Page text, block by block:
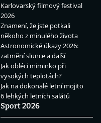
Karlovarský filmový festival
2026
Znamení, že jste potkali
někoho z minulého života
Astronomické úkazy 2026:
zatmění slunce a další
Jak obléci miminko při
vysokých teplotách?
Jak na dokonalé letní mojito
6 lehkých letních salátů
Sport 2026